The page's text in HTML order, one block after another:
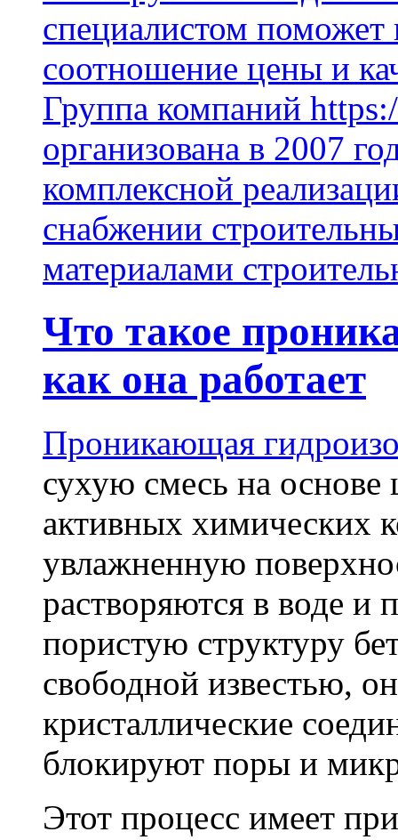
специалистом поможет
соотношение цены и
Группа компаний
организована в 2007
комплексной
снабжении
материалами
Что такое
как она работает
Проникающая
сухую смесь на основе
активных химических
увлажненную
растворяются в воде и
пористую структуру
свободной известью,
кристаллические
блокируют поры и
Этот процесс имеет